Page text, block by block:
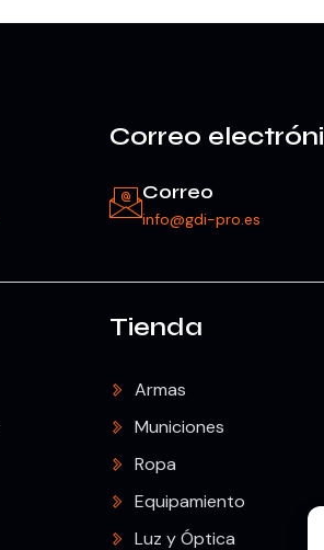
Correo
Correo
info@gdi-pro.es
Tienda
Armas
Municiones
Ropa
Equipamiento
Luz y Óptica